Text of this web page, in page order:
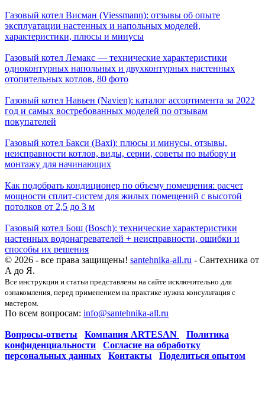
Газовый котел Висман (Viessmann): отзывы об опыте
эксплуатации настенных и напольных моделей,
характеристики, плюсы и минусы
Газовый котел Лемакс — технические характеристики
одноконтурных напольных и двухконтурных настенных
отопительных котлов, 80 фото
Газовый котел Навьен (Navien): каталог ассортимента за 2022
год и самых востребованных моделей по отзывам
покупателей
Газовый котел Бакси (Baxi): плюсы и минусы, отзывы,
неисправности котлов, виды, серии, советы по выбору и
монтажу для начинающих
Как подобрать кондиционер по объему помещения: расчет
мощности сплит-систем для жилых помещений с высотой
потолков от 2,5 до 3 м
Газовый котел Бош (Bosch): технические характеристики
настенных водонагревателей + неисправности, ошибки и
способы их решения
© 2026 - все права защищены! santehnika-all.ru - Сантехника от
А до Я.
Все инструкции и статьи представлены на сайте исключительно для
ознакомления, перед применением на практике нужна консультация с
мастером.
По всем вопросам: info@santehnika-all.ru
Вопросы-ответы Компания ARTESAN
Политика
конфиденциальности
Согласие на обработку
персональных данных
Контакты Поделиться опытом